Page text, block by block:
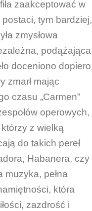
zaakceptować w
tym bardziej,
zmysłowa
podążająca
doceniono dopiero
zmarł mając
czasu „Carmen”
operowych,
z wielką
do takich pereł
Habanera, czy
muzyka, pełna
która
zazdrość i